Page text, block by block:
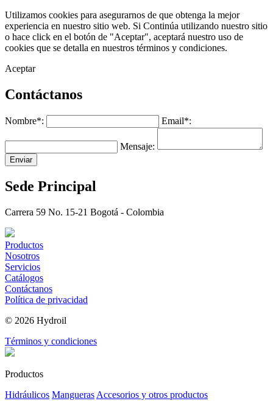
Utilizamos cookies para asegurarnos de que obtenga la mejor
experiencia en nuestro sitio web. Si Continúa utilizando nuestro sitio
o hace click en el botón de "Aceptar", aceptará nuestro uso de
cookies que se detalla en nuestros términos y condiciones.
Aceptar
Contáctanos
Nombre*: Email*:
Mensaje:
Enviar
Sede Principal
Carrera 59 No. 15-21 Bogotá - Colombia
Productos
Nosotros
Servicios
Catálogos
Contáctanos
Política de privacidad
© 2026 Hydroil
Términos y condiciones
Productos
Hidráulicos Mangueras Accesorios y otros productos